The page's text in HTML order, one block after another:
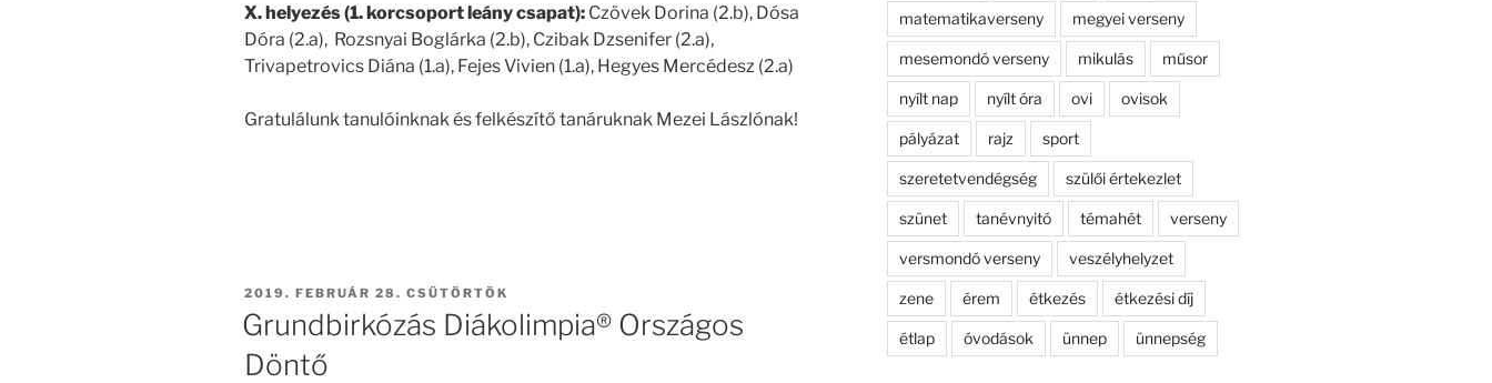
X. helyezés (1. korcsoport leány csapat): Czövek Dorina (2.b), Dósa
Dóra (2.a), Rozsnyai Boglárka (2.b), Czibak Dzsenifer (2.a),
Trivapetrovics Diána (1.a), Fejes Vivien (1.a), Hegyes Mercédesz (2.a)
Gratulálunk tanulóinknak és felkészítő tanáruknak Mezei Lászlónak!
BEKÜLDVE:
2019. FEBRUÁR 28. CSÜTÖRTÖK
Grundbirkózás Diákolimpia® Országos
Döntő
matematikaverseny megyei verseny
mesemondó verseny mikulás műsor
nyílt nap nyílt óra ovi ovisok
pályázat rajz sport
szeretetvendégség szülői értekezlet
szünet tanévnyitó témahét verseny
versmondó verseny veszélyhelyzet
zene érem étkezés étkezési díj
étlap óvodások ünnep ünnepség